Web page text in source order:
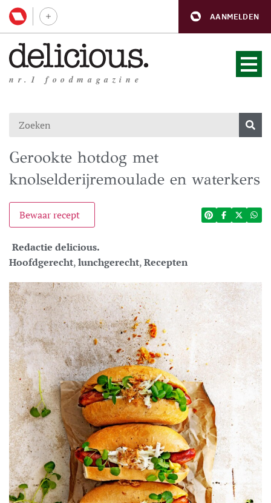
AANMELDEN
nr.1 foodmagazine
Gerookte hotdog met
knolselderijremoulade en waterkers
Bewaar recept
Redactie delicious.
Hoofdgerecht,lunchgerecht,Recepten